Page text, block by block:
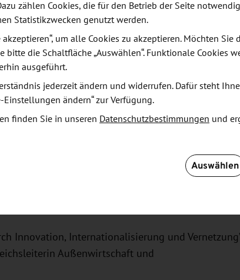
zu Innovation, Internationalisierung und
und Chancen der Lausitz gibt zusätzliche
mit Politik, Wirtschaft und
bewertet.
heute Kunstmuseum – steht sinnbildlich für
Eisenberg, Projektleiterin MinGenTec,
Innovation, Internationalisierung und
Außenwirtschaft und
zählen Cookies, die für den Betrieb der Seite
Statistikzwecken genutzt werden.
um alle Cookies zu akzeptieren. Möchten Sie
bitte die Schaltfläche „Auswählen“. Funktionale Cookies
ausgeführt.
jederzeit ändern und widerrufen. Dafür steht
Einstellungen ändern“ zur Verfügung.
finden Sie in unseren Datenschutzbestimmungen und
Auswählen